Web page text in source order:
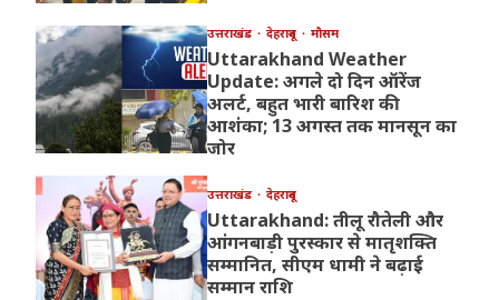
उत्तराखंड देहरादून मौसम
Uttarakhand Weather
Update: अगले दो दिन ऑरेंज
अलर्ट, बहुत भारी बारिश की
आशंका; 13 अगस्त तक मानसून का
जोर
उत्तराखंड देहरादून
Uttarakhand: तीलू रौतेली और
आंगनबाड़ी पुरस्कार से मातृशक्ति
सम्मानित, सीएम धामी ने बढ़ाई
सम्मान राशि